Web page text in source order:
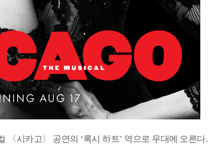
시카고〉 공연의 ‘록시 하트’ 역으로 무대에 오른다.